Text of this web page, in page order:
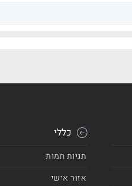
כללי
תגיות חמות
אזור אישי